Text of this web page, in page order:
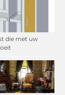
die met uw